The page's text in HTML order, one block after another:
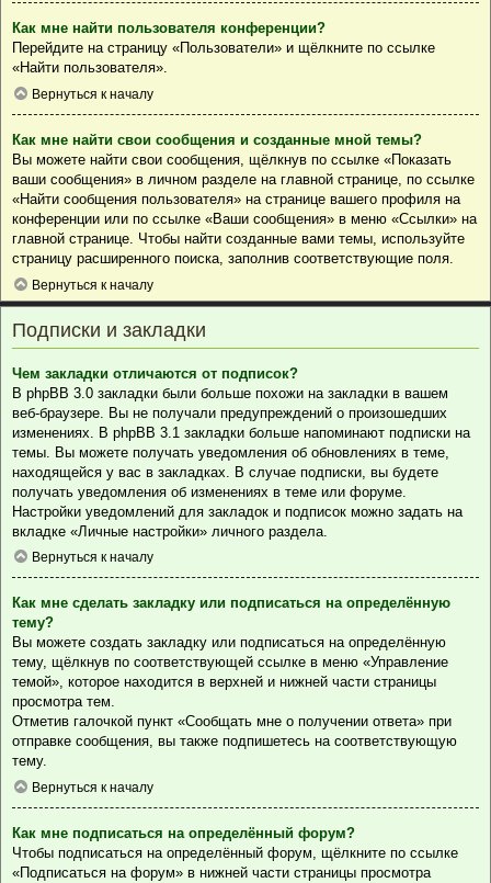
Как мне найти пользователя конференции?
Перейдите на страницу «Пользователи» и щёлкните по ссылке
«Найти пользователя».
Вернуться к началу
Как мне найти свои сообщения и созданные мной темы?
Вы можете найти свои сообщения, щёлкнув по ссылке «Показать
ваши сообщения» в личном разделе на главной странице, по ссылке
«Найти сообщения пользователя» на странице вашего профиля на
конференции или по ссылке «Ваши сообщения» в меню «Ссылки» на
главной странице. Чтобы найти созданные вами темы, используйте
страницу расширенного поиска, заполнив соответствующие поля.
Вернуться к началу
Подписки и закладки
Чем закладки отличаются от подписок?
В phpBB 3.0 закладки были больше похожи на закладки в вашем
веб-браузере. Вы не получали предупреждений о произошедших
изменениях. В phpBB 3.1 закладки больше напоминают подписки на
темы. Вы можете получать уведомления об обновлениях в теме,
находящейся у вас в закладках. В случае подписки, вы будете
получать уведомления об изменениях в теме или форуме.
Настройки уведомлений для закладок и подписок можно задать на
вкладке «Личные настройки» личного раздела.
Вернуться к началу
Как мне сделать закладку или подписаться на определённую
тему?
Вы можете создать закладку или подписаться на определённую
тему, щёлкнув по соответствующей ссылке в меню «Управление
темой», которое находится в верхней и нижней части страницы
просмотра тем.
Отметив галочкой пункт «Сообщать мне о получении ответа» при
отправке сообщения, вы также подпишетесь на соответствующую
тему.
Вернуться к началу
Как мне подписаться на определённый форум?
Чтобы подписаться на определённый форум, щёлкните по ссылке
«Подписаться на форум» в нижней части страницы просмотра